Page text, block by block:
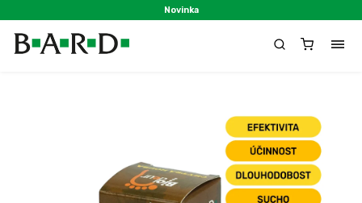
Novinka
Zábal na nehty Pythie Biodeur
Nail